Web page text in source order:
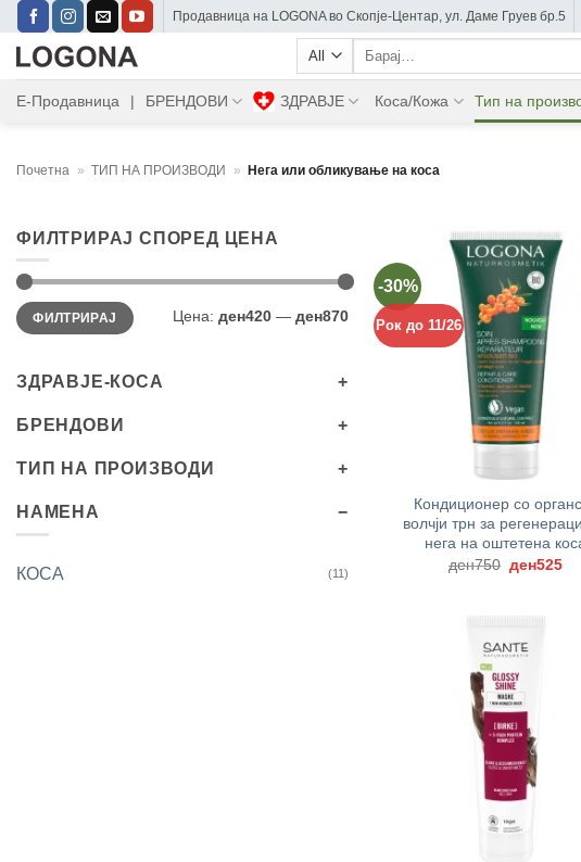
Skip
content
Прoдавница на LOGONA во Скопје-Центар, ул. Даме Груев бр.5
Барај:
Е-Продавница | БРЕНДОВИ ЗДРАВЈЕ Коса/Кожа Тип на
Почетна » ТИП НА ПРОИЗВОДИ » Нега или обликување на коса
ФИЛТРИРАЈ СПОРЕД ЦЕНА
Мин.
цена
Максимална
ценаФИЛТРИРАЈ Цена: ден420 — ден870
ЗДРАВЈЕ-КОСА
БРЕНДОВИ
ТИП НА ПРОИЗВОДИ
НАМЕНА
КОСА (11)
-30%
Рок до 11/26
Кондиционер со
волчји трн за
нега на оштетена
ден750 Original
price
ден525